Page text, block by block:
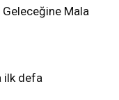
Geleceğine Mala
ilk defa